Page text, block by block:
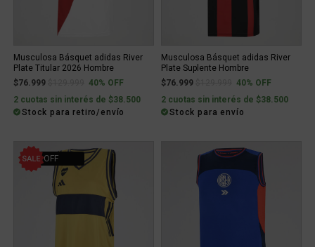
Musculosa Básquet adidas River
Plate Titular 2026 Hombre
$76.999
Price reduced from
to40% OFF
2 cuotas sin interés de $38.500
Stock para retiro/envío
Musculosa Básquet adidas River
Plate Suplente Hombre
$76.999
Price reduced from
to40% OFF
2 cuotas sin interés de $38.500
Stock para envío
40% OFF